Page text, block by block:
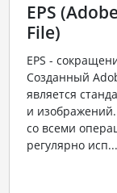
EPS
File)
EPS -
Созданный
является
и изображений.
со всеми
регулярно исп...